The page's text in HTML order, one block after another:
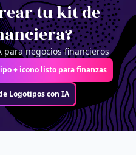
tu kit de
negocios financieros
+ icono listo para finanzas
Logotipos con IA